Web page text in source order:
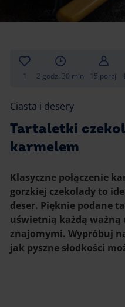
Zupy i kremy
Inne
Ciasta i desery
Napoje i koktajle
Gotowanie
Desery i przekąski
1 2 godz. 30 min 15 porcji
Ciasta i desery
Tartaletki
karmelem
Klasyczne połączenie
gorzkiej czekolady to
deser. Pięknie podane
uświetnią każdą ważną
znajomymi. Wypróbuj
jak pyszne słodkości